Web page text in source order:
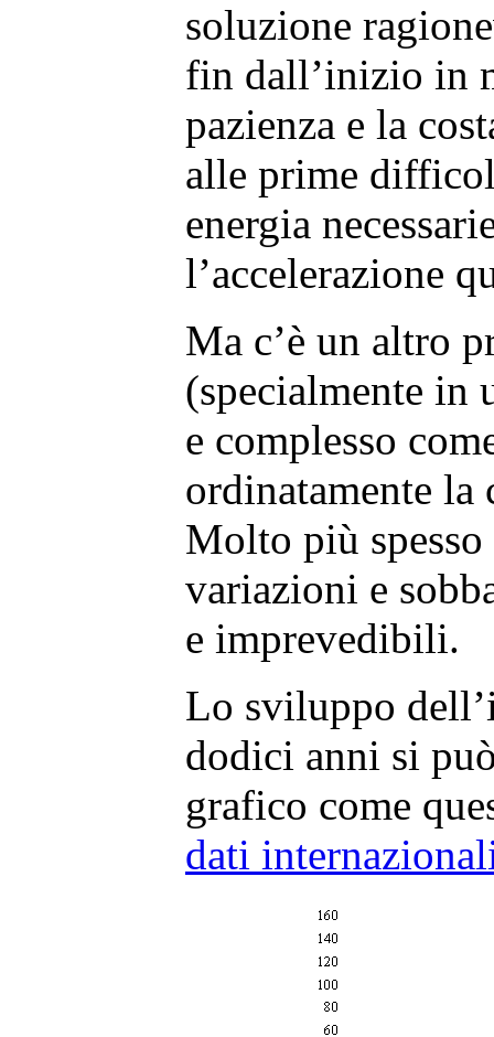
soluzione
fin dall’inizio in
pazienza e la
alle prime
energia
l’accelerazione
Ma c’è un altro
(specialmente in
e complesso
ordinatamente la
Molto più
variazioni e
e imprevedibili.
Lo sviluppo
dodici anni si
grafico come
dati